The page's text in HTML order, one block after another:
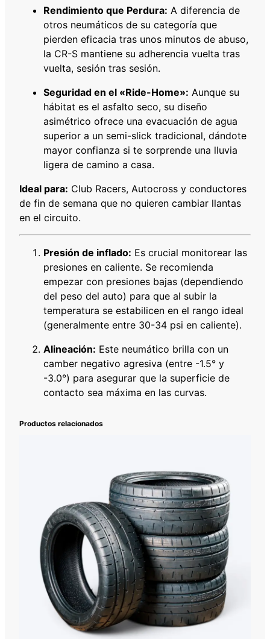
Rendimiento que Perdura: A diferencia de
otros neumáticos de su categoría que
pierden eficacia tras unos minutos de abuso,
la CR-S mantiene su adherencia vuelta tras
vuelta, sesión tras sesión.
Seguridad en el «Ride-Home»: Aunque su
hábitat es el asfalto seco, su diseño
asimétrico ofrece una evacuación de agua
superior a un semi-slick tradicional, dándote
mayor confianza si te sorprende una lluvia
ligera de camino a casa.
Ideal para: Club Racers, Autocross y conductores
de fin de semana que no quieren cambiar llantas
en el circuito.
Presión de inflado: Es crucial monitorear las
presiones en caliente. Se recomienda
empezar con presiones bajas (dependiendo
del peso del auto) para que al subir la
temperatura se estabilicen en el rango ideal
(generalmente entre 30-34 psi en caliente).
Alineación: Este neumático brilla con un
camber negativo agresiva (entre -1.5° y
-3.0°) para asegurar que la superficie de
contacto sea máxima en las curvas.
Productos relacionados